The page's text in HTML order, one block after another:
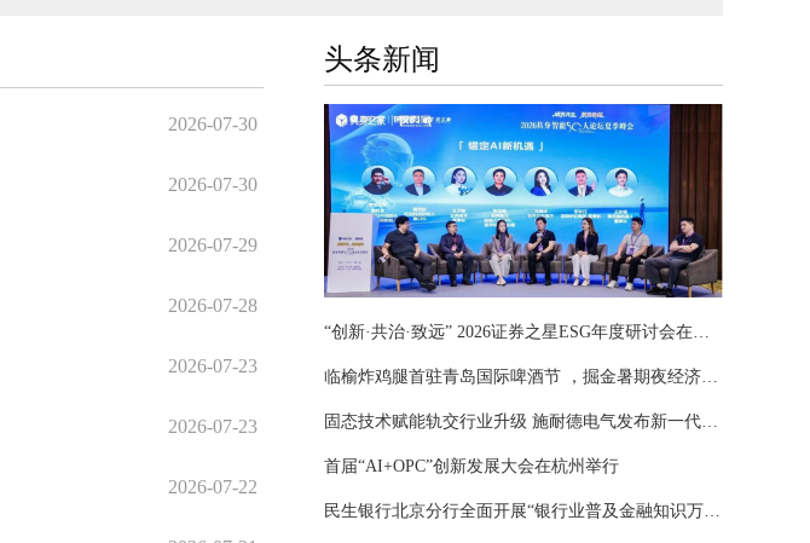
头条新闻
“创新·共治·致远” 2026证券之星ESG年度研讨会在沪闭幕
临榆炸鸡腿首驻青岛国际啤酒节 ，掘金暑期夜经济黄金赛道
固态技术赋能轨交行业升级 施耐德电气发布新一代智慧配电方案
首届“AI+OPC”创新发展大会在杭州举行
民生银行北京分行全面开展“银行业普及金融知识万里行”暨“防范非法金融活动宣传月”主题活动
2026-07-30
2026-07-30
2026-07-29
2026-07-28
2026-07-23
2026-07-23
2026-07-22